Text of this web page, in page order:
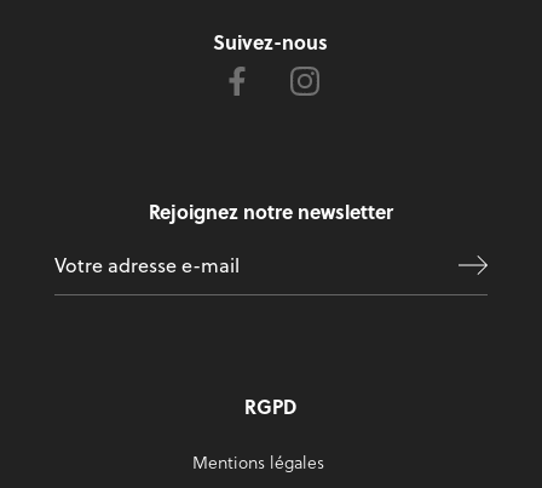
Suivez-nous
Rejoignez notre newsletter
RGPD
Mentions légales